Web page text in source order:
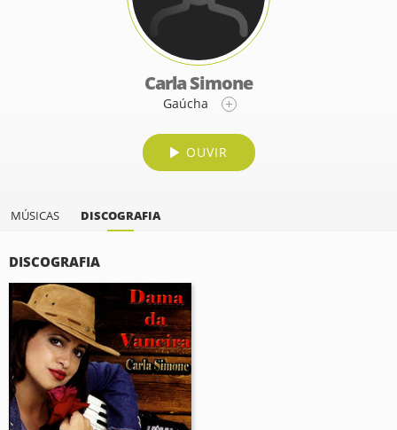
Carla Simone
Gaúcha
OUVIR
MÚSICAS DISCOGRAFIA
DISCOGRAFIA